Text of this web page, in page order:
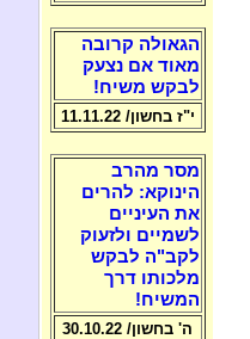
הגאולה קרובה
מאוד אם נצעק
לבקש משיח!
י"ז בחשון/ 11.11.22
מסר מהרב
הינוקא: להרים
את העיניים
לשמיים ולזעוק
לקב"ה לבקש
מלכותו דרך
המשיח!
ה' בחשון/ 30.10.22